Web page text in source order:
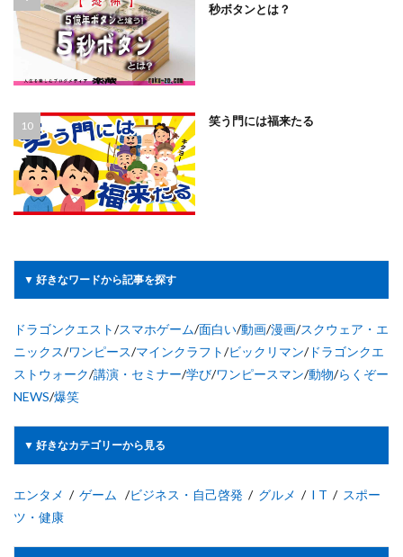
秒ボタンとは？
笑う門には福来たる
▼ 好きなワードから記事を探す
ドラゴンクエスト/スマホゲーム/面白い/動画/漫画/スクウェア・エ
ニックス/ワンピース/マインクラフト/ビックリマン/ドラゴンクエ
ストウォーク/講演・セミナー/学び/ワンピースマン/動物/らくぞー
NEWS/爆笑
▼ 好きなカテゴリーから見る
エンタメ / ゲーム /ビジネス・自己啓発 / グルメ / I T / スポー
ツ・健康